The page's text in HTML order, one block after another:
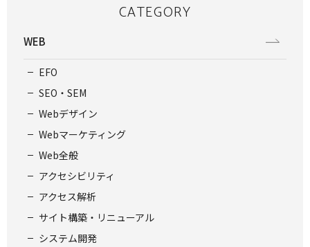
CATEGORY
WEB
EFO
SEO・SEM
Webデザイン
Webマーケティング
Web全般
アクセシビリティ
アクセス解析
サイト構築・リニューアル
システム開発